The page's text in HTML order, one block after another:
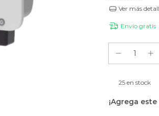
Ver más
Envío gratis
25 en stock
¡Agrega